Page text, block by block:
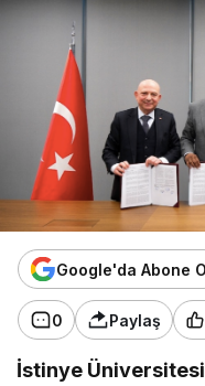
Google'da Abone
0 Paylaş
İstinye